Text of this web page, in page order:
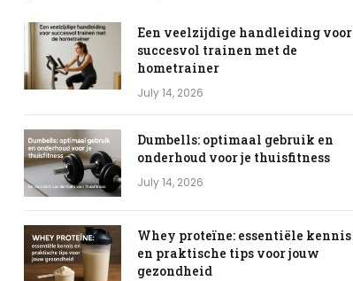
Een veelzijdige handleiding voor
succesvol trainen met de
hometrainer
July 14, 2026
Dumbells: optimaal gebruik en
onderhoud voor je thuisfitness
July 14, 2026
Whey proteïne: essentiële kennis
en praktische tips voor jouw
gezondheid